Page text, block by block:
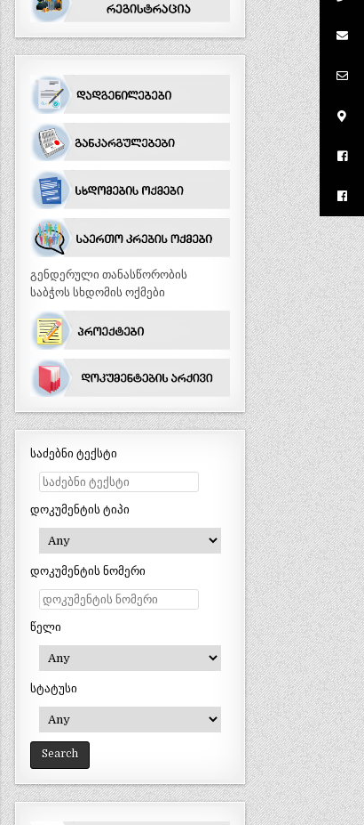
გენდერული თანასწორობის
საბჭოს სხდომის ოქმები
საძებნი ტექსტი
დოკუმენტის ტიპი
დოკუმენტის ნომერი
წელი
სტატუსი